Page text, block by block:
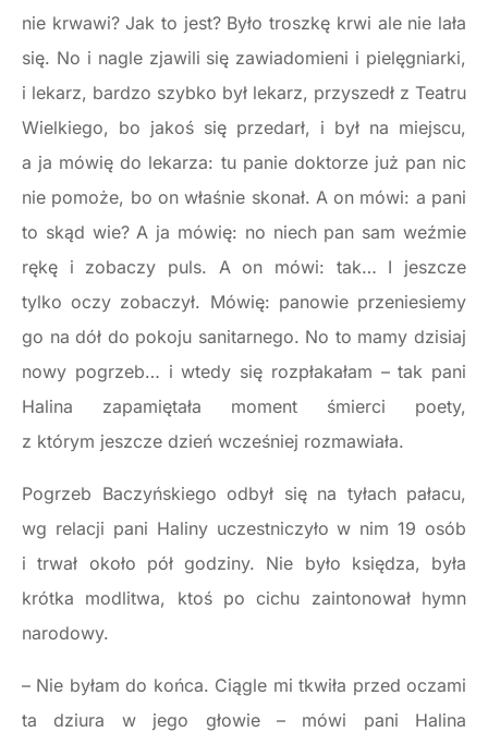
nie krwawi? Jak to jest? Było troszkę krwi ale nie lała
się. No i nagle zjawili się zawiadomieni i pielęgniarki,
i lekarz, bardzo szybko był lekarz, przyszedł z Teatru
Wielkiego, bo jakoś się przedarł, i był na miejscu,
a ja mówię do lekarza: tu panie doktorze już pan nic
nie pomoże, bo on właśnie skonał. A on mówi: a pani
to skąd wie? A ja mówię: no niech pan sam weźmie
rękę i zobaczy puls. A on mówi: tak… I jeszcze
tylko oczy zobaczył. Mówię: panowie przeniesiemy
go na dół do pokoju sanitarnego. No to mamy dzisiaj
nowy pogrzeb… i wtedy się rozpłakałam – tak pani
Halina zapamiętała moment śmierci poety,
z którym jeszcze dzień wcześniej rozmawiała.
Pogrzeb Baczyńskiego odbył się na tyłach pałacu,
wg relacji pani Haliny uczestniczyło w nim 19 osób
i trwał około pół godziny. Nie było księdza, była
krótka modlitwa, ktoś po cichu zaintonował hymn
narodowy.
– Nie byłam do końca. Ciągle mi tkwiła przed oczami
ta dziura w jego głowie – mówi pani Halina